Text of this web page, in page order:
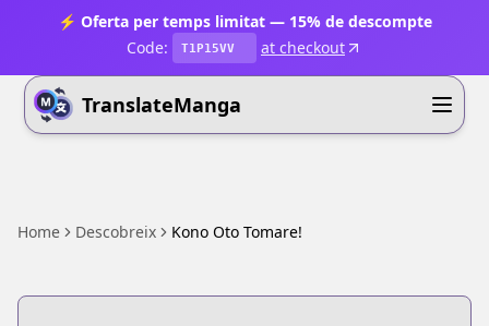
⚡ Oferta per temps limitat — 15% de descompte
Code:
T1P15VV at checkout
TranslateManga
Home Descobreix Kono Oto Tomare!